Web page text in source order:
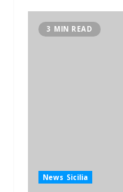
3 MIN READ
News Sicilia